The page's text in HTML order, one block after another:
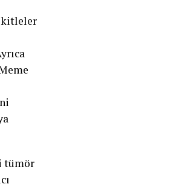
kitleler
tümör